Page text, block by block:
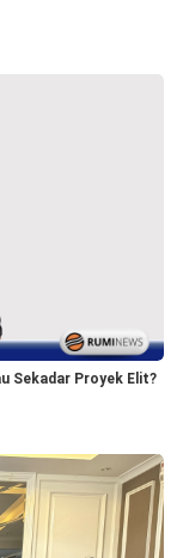
Sekadar Proyek Elit?